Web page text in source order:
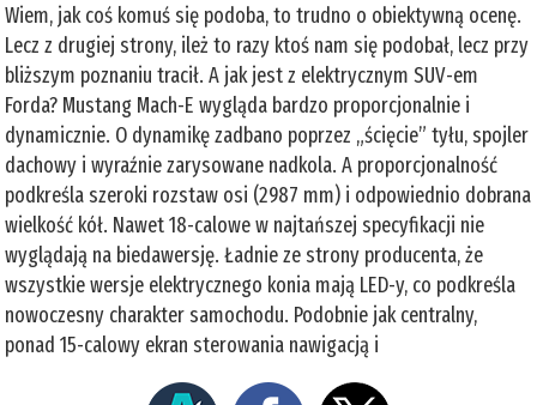
Wiem, jak coś komuś się podoba, to trudno o obiektywną ocenę.
Lecz z drugiej strony, ileż to razy ktoś nam się podobał, lecz przy
bliższym poznaniu tracił. A jak jest z elektrycznym SUV-em
Forda? Mustang Mach-E wygląda bardzo proporcjonalnie i
dynamicznie. O dynamikę zadbano poprzez „ścięcie” tyłu, spojler
dachowy i wyraźnie zarysowane nadkola. A proporcjonalność
podkreśla szeroki rozstaw osi (2987 mm) i odpowiednio dobrana
wielkość kół. Nawet 18-calowe w najtańszej specyfikacji nie
wyglądają na biedawersję. Ładnie ze strony producenta, że
wszystkie wersje elektrycznego konia mają LED-y, co podkreśla
nowoczesny charakter samochodu. Podobnie jak centralny,
ponad 15-calowy ekran sterowania nawigacją i